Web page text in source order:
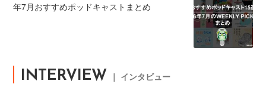
年7月おすすめポッドキャストまとめ
INTERVIEW ｜ インタビュー